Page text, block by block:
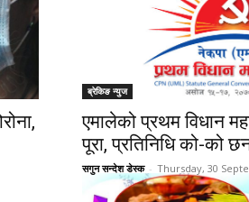
ब्रेकिङ न्युज
एमालेको प्रथम विधान
पूरा, प्रतिनिधि को-को
सगुन सन्देश डेस्क - Thursday, 30